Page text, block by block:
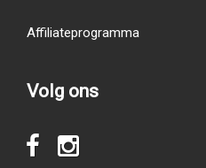
Affiliateprogramma
Volg ons